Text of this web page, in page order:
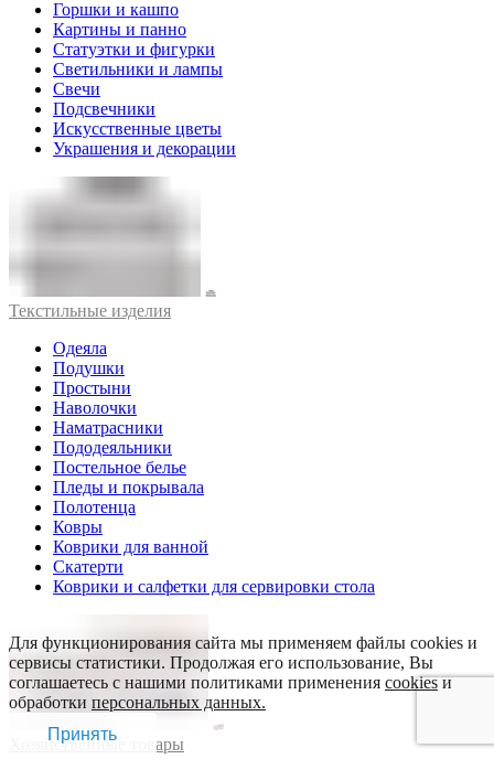
Горшки и кашпо
Картины и панно
Статуэтки и фигурки
Светильники и лампы
Свечи
Подсвечники
Искусственные цветы
Украшения и декорации
Текстильные изделия
Одеяла
Подушки
Простыни
Наволочки
Наматрасники
Пододеяльники
Постельное белье
Пледы и покрывала
Полотенца
Ковры
Коврики для ванной
Скатерти
Коврики и салфетки для сервировки стола
Хозяйственные товары
Для функционирования сайта мы применяем файлы cookies и
сервисы статистики. Продолжая его использование, Вы
соглашаетесь с нашими политиками применения cookiesи
обработки персональных данных.
Принять